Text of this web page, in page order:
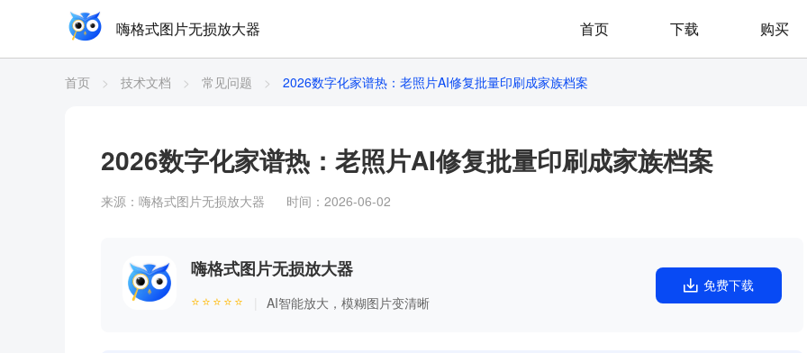
嗨格式图片无损放大器 首页 下载 购买
首页 > 技术文档 > 常见问题 > 2026数字化家谱热：老照片AI修复批量印刷成家族档案
2026数字化家谱热：老照片AI修复批量印刷成家族档案
来源： 嗨格式图片无损放大器 时间：2026-06-02
嗨格式图片无损放大器
⭐⭐⭐⭐⭐ AI智能放大，模糊图片变清晰
免费下载